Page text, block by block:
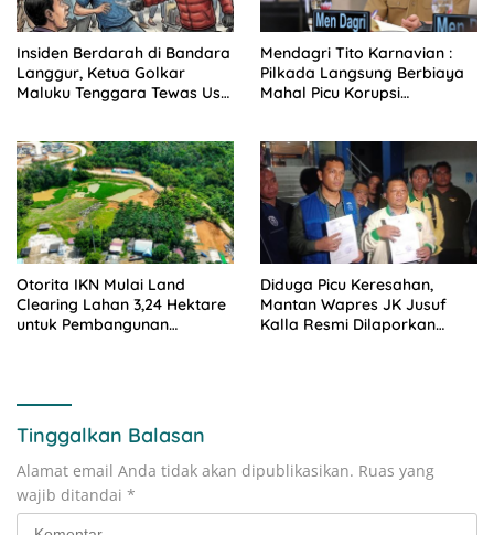
Insiden Berdarah di Bandara
Langgur, Ketua Golkar
Maluku Tenggara Tewas Usai
Mendagri Tito Karnavian :
Pilkada Langsung Berbiaya
Mahal Picu Korupsi
Otorita IKN Mulai Land
Clearing Lahan 3,24 Hektare
untuk Pembangunan
Diduga Picu Keresahan,
Mantan Wapres JK Jusuf
Kalla Resmi Dilaporkan
Tinggalkan Balasan
Alamat email Anda tidak akan dipublikasikan. Ruas yang
wajib ditandai *